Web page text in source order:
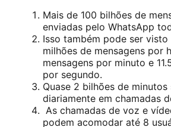
Mais de 100 bilhões de
enviadas pelo WhatsApp
Isso também pode ser visto
milhões de mensagens por
mensagens por minuto e
por segundo.
Quase 2 bilhões de
diariamente em chamadas
As chamadas de voz e
podem acomodar até 8